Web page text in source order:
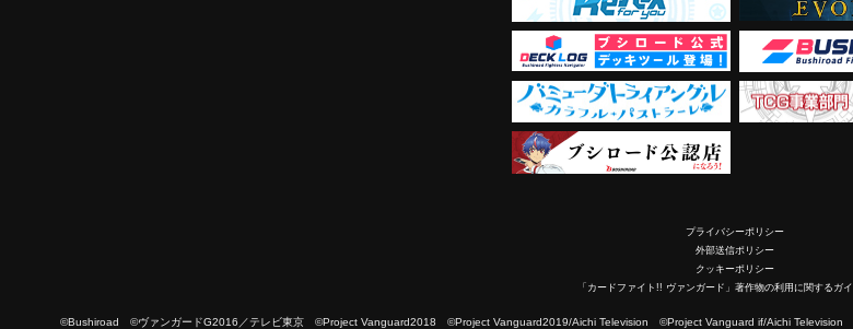
プライバシーポリシー
外部送信ポリシー
クッキーポリシー
「カードファイト!! ヴァンガード」著作物の利用に関するガ
©Bushiroad ©ヴァンガードG2016／テレビ東京 ©Project Vanguard2018 ©Project Vanguard2019/Aichi Television ©Project Vanguard if/Aichi